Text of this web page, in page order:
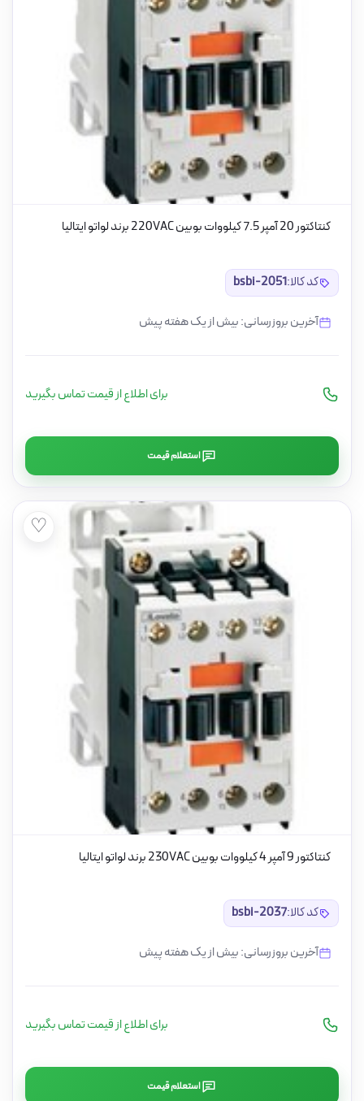
کنتاکتور 20 آمپر 7.5 کیلووات بوبین 220VAC برند لواتو ایتالیا
کد کالا:bsbi-2051
آخرین بروزرسانی: بیش از یک هفته پیش
برای اطلاع از قیمت تماس بگیرید
استعلام قیمت
♡
کنتاکتور 9 آمپر 4 کیلووات بوبین 230VAC برند لواتو ایتالیا
کد کالا:bsbi-2037
آخرین بروزرسانی: بیش از یک هفته پیش
برای اطلاع از قیمت تماس بگیرید
استعلام قیمت